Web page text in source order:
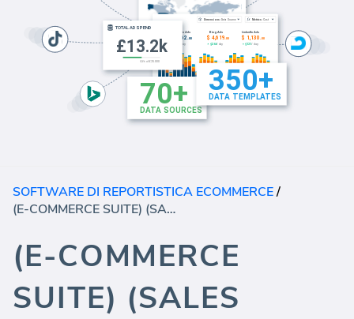
SOFTWARE DI REPORTISTICA ECOMMERCE/
(E-COMMERCE SUITE) (SALES DASHBOARD)
(E-COMMERCE
SUITE) (SALES